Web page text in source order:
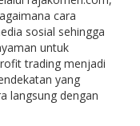
cara
sosial sehingga
untuk
trading menjadi
yang
langsung dengan